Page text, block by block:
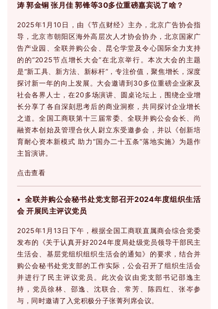
涛 郭金铜 张月佳 郭锋等30多位重磅嘉宾说了啥？
2025年1月10日，由《节点财经》主办，北京广告协会指
导，北京市朝阳区海外高层次人才协会协办，北京国家广
告产业园、全联并购公会、昆仑学堂及令心国际全力支持
的的“2025节点增长大会”在北京举行。本次大会的主题
是“新工具、新方法、新标杆”，专注价值，聚焦增长，深度
探讨新一年的向上发展。大会邀请到30多位重磅企业家及
社会各界人士，在20多场演讲、圆桌论坛上，围绕企业增
长分享了各自深刻思考后的商业洞察，共同探讨企业增长
之道。全国工商联第十三届常委、全联并购公会会长、尚
融资本创始及管理合伙人尉立东受邀参会，并以《创新培
育耐心资本新模式 助力“国办二十五条”落地实施》为题作
主旨演讲。
点击查看
• 全联并购公会秘书处党支部召开2024年度组织生活
会 开展民主评议党员
2025年1月13日下午，根据全国工商联直属商会综合党委
发布的《关于认真开好2024年度局处级党员领导干部民主
生活会、基层党组织组织生活会的通知》的要求，结合并
购公会秘书处党支部的工作实际，公会召开了组织生活会
并进行了民主评议党员。此次会议由党支部书记邵逸主
持，党员徐林、邵逸、沈联合、常芳、陈四红、张岑参
与，同时邀请了入党积极分子张菁列席会议。